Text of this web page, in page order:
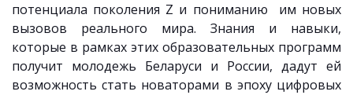
потенциала поколения Z и пониманию им новых
вызовов реального мира. Знания и навыки,
которые в рамках этих образовательных программ
получит молодежь Беларуси и России, дадут ей
возможность стать новаторами в эпоху цифровых